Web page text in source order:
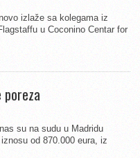
izlaže sa kolegama iz
u Coconino Centar for
poreza
su na sudu u Madridu
od 870.000 eura, iz